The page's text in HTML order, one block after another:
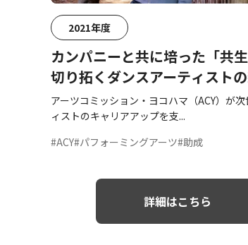
2021年度
カンパニーと共に培った「共
切り拓くダンスアーティスト
代。――振付家・北尾亘さん
アーツコミッション・ヨコハマ（ACY）が
ィストのキャリアアップを支...
#ACY#パフォーミングアーツ#助成
詳細はこちら